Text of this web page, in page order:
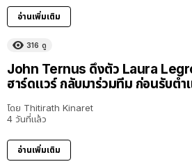
อ่านเพิ่มเติม
316 ดู
John Ternus ดึงตัว Laura
ฮาร์ดแวร์ กลับมาร่วมทีม ก่อนรับตำ
โดย Thitirath Kinaret
4 วันที่แล้ว
อ่านเพิ่มเติม